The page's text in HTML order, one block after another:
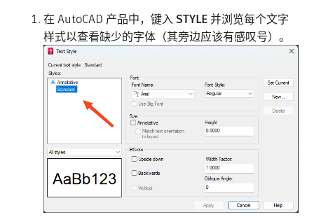
在 AutoCAD 产品中，键入STYLE并浏览每个文字
样式以查看缺少的字体（其旁边应该有感叹号）。